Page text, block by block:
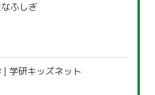
ふしぎ
| 学研キッズネット